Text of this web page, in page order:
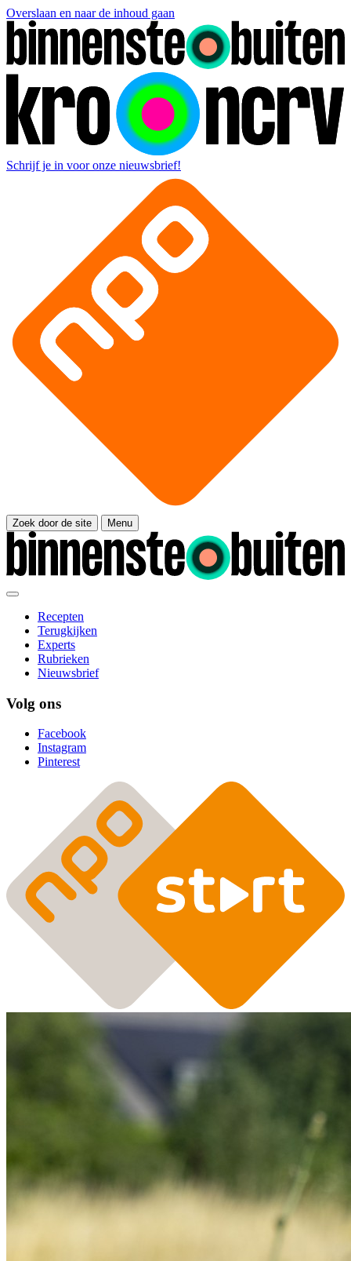
Overslaan en naar de inhoud gaan
Schrijf je in voor onze nieuwsbrief!
Zoek door de site Menu
Recepten
Terugkijken
Experts
Rubrieken
Nieuwsbrief
Volg ons
Facebook
Instagram
Pinterest